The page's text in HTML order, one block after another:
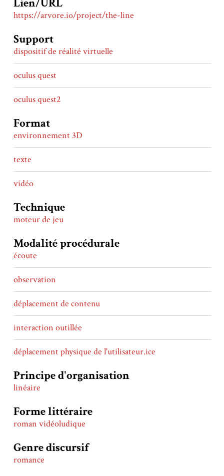
Lien/URL
https://arvore.io/project/the-line
Support
dispositif de réalité virtuelle
oculus quest
oculus quest2
Format
environnement 3D
texte
vidéo
Technique
moteur de jeu
Modalité procédurale
écoute
observation
déplacement de contenu
interaction outillée
déplacement physique de l'utilisateur.ice
Principe d'organisation
linéaire
Forme littéraire
roman vidéoludique
Genre discursif
romance